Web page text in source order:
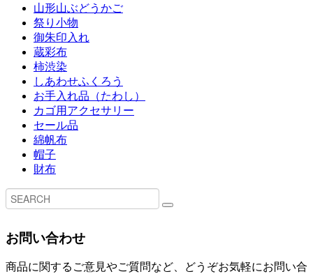
山形山ぶどうかご
祭り小物
御朱印入れ
蔵彩布
柿渋染
しあわせふくろう
お手入れ品（たわし）
カゴ用アクセサリー
セール品
綿帆布
帽子
財布
お問い合わせ
商品に関するご意見やご質問など、どうぞお気軽にお問い合